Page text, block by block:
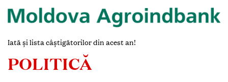
Iată și lista câștigătorilor din acest an!
POLITICĂ